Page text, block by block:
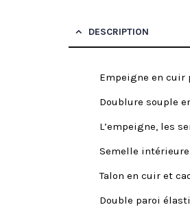
DESCRIPTION
Empeigne en cuir
Doublure souple
L’empeigne, les
Semelle
Talon en cuir et
Double paroi